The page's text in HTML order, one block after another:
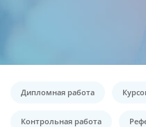
Дипломная работа
Контрольная работа